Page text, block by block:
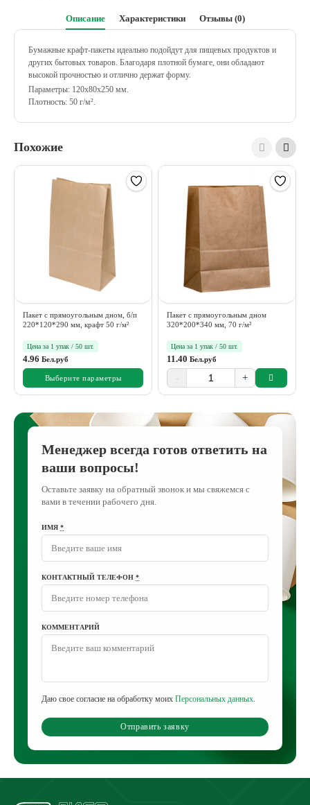
Описание Характеристики Отзывы (0)
Бумажные крафт-пакеты идеально подойдут для пищевых продуктов и
других бытовых товаров. Благодаря плотной бумаге, они обладают
высокой прочностью и отлично держат форму.
Параметры: 120х80х250 мм.
Плотность: 50 г/м².
Похожие
Пакет с прямоугольным дном, б/п
220*120*290 мм, крафт 50 г/м²
Цена за 1 упак / 50 шт.
4.96 Бел.руб
Выберите параметры
Пакет с прямоугольным дном
320*200*340 мм, 70 г/м²
Цена за 1 упак / 50 шт.
11.40 Бел.руб
- +
Менеджер всегда готов ответить на
ваши вопросы!
Оставьте заявку на обратный звонок и мы свяжемся с
вами в течении рабочего дня.
ИМЯ *
КОНТАКТНЫЙ ТЕЛЕФОН *
КОММЕНТАРИЙ
Даю свое согласие на обработку моих Персональных данных.
Отправить заявку